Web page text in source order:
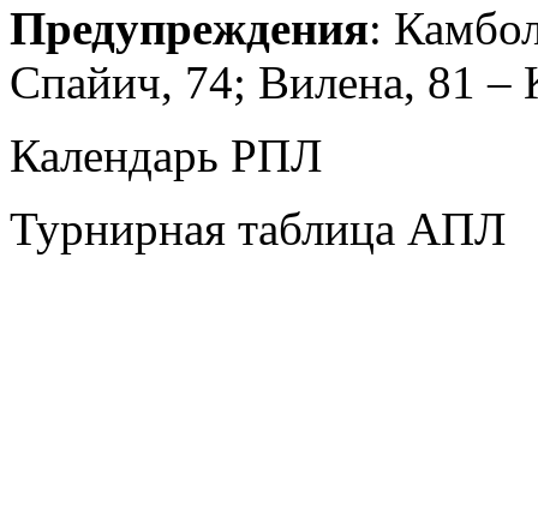
Предупреждения:
Спайич, 74; Вилена, 81 –
Календарь РПЛ
Турнирная таблица АПЛ